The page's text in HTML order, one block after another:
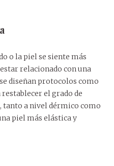
o la piel se siente más
relacionado con una
diseñan protocolos como
restablecer el grado de
tanto a nivel dérmico como
piel más elástica y